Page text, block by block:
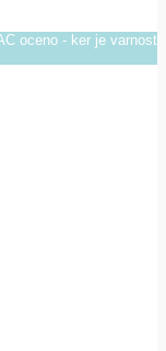
oceno - ker je varnost